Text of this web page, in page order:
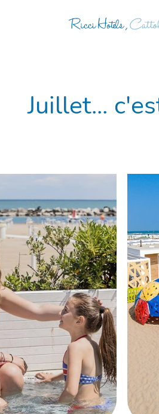
Juillet...